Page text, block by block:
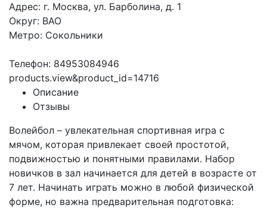
Адрес: г. Москва, ул. Барболина, д. 1
Округ: ВАО
Метро: Сокольники
Телефон: 84953084946
products.view&product_id=14716
Описание
Отзывы
Волейбол – увлекательная спортивная игра с
мячом, которая привлекает своей простотой,
подвижностью и понятными правилами. Набор
новичков в зал начинается для детей в возрасте от
7 лет. Начинать играть можно в любой физической
форме, но важна предварительная подготовка: